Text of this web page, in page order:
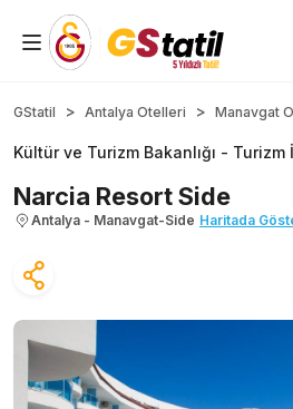
Yurt İçi Oteller
Temalı Oteller
Kıbrıs Otelleri
Taraftar Otelleri
Yurt Dışı Turlar
GStatil Antalya Otelleri Manavgat
Kültür ve Turizm Bakanlığı - Turizm
Narcia Resort Side
Antalya - Manavgat-Side Haritada